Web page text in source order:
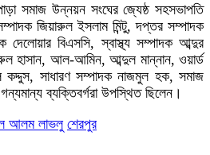
সমাজ উন্নয়ন সংঘের জ্যেষ্ঠ সহসভাপতি
জিয়ারুল ইসলাম মিন্টু, দপ্তর সম্পাদক
দেলোয়ার বিএসসি, স্বাস্থ্য সম্পাদক আব্দুর
হাসান, আল-আমিন, আব্দুল মান্নান, ওয়ার্ড
কদ্দুস, সাধারণ সম্পাদক নাজমুল হক, সমাজ
ব্যক্তিবর্গরা উপস্থিত ছিলেন।
আলম লাভলু শেরপুর